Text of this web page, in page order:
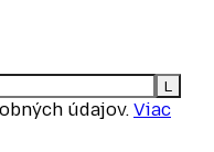
údajov. Viac